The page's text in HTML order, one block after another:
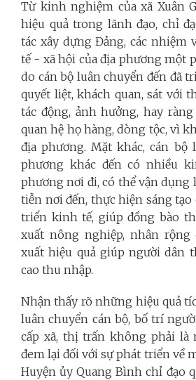
Từ kinh nghiệm của xã Xuân
hiệu quả trong lãnh đạo, chỉ
tác xây dựng Đảng, các
tế - xã hội của địa phương một
do cán bộ luân chuyển đến đã
quyết liệt, khách quan, sát với
tác động, ảnh hưởng, hay
quan hệ họ hàng, dòng tộc, vì
địa phương. Mặt khác, cán bộ
phương khác đến có nhiều
phương nơi đi, có thể vận
tiễn nơi đến, thực hiện sáng tạo
triển kinh tế, giúp đồng bào
xuất nông nghiệp, nhân
xuất hiệu quả giúp người dân
cao thu nhập.
Nhận thấy rõ những hiệu quả
luân chuyển cán bộ, bố trí
cấp xã, thị trấn không phải là
đem lại đối với sự phát triển về
Huyện ủy Quang Bình chỉ đạo